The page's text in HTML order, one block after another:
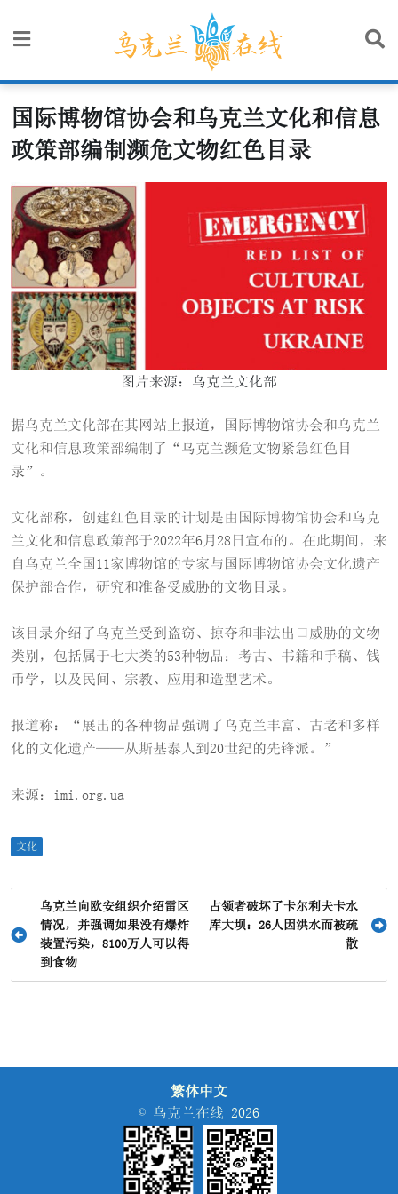
国际博物馆协会和乌克兰文化和信息
政策部编制濒危文物红色目录
图片来源：乌克兰文化部
据乌克兰文化部在其网站上报道，国际博物馆协会和乌克兰
文化和信息政策部编制了“乌克兰濒危文物紧急红色目
录”。
文化部称，创建红色目录的计划是由国际博物馆协会和乌克
兰文化和信息政策部于2022年6月28日宣布的。在此期间，来
自乌克兰全国11家博物馆的专家与国际博物馆协会文化遗产
保护部合作，研究和准备受威胁的文物目录。
该目录介绍了乌克兰受到盗窃、掠夺和非法出口威胁的文物
类别，包括属于七大类的53种物品：考古、书籍和手稿、钱
币学，以及民间、宗教、应用和造型艺术。
报道称：“展出的各种物品强调了乌克兰丰富、古老和多样
化的文化遗产——从斯基泰人到20世纪的先锋派。”
来源：imi.org.ua
文化
章
航
乌克兰向欧安组织介绍雷区
情况，并强调如果没有爆炸
装置污染，8100万人可以得
到食物
占领者破坏了卡尔利夫卡水
库大坝：26人因洪水而被疏
散
繁体中文
© 乌克兰在线 2026